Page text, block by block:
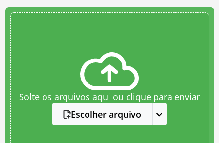
Solte os arquivos aqui ou clique para enviar
Escolher arquivo